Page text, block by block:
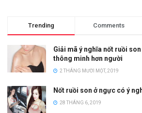
Trending Comments
Giải mã ý nghĩa nốt ruồi
thông minh hơn người
2 THÁNG MƯỜI MỘT, 2019
Nốt ruồi son ở ngực có ý
28 THÁNG 6, 2019